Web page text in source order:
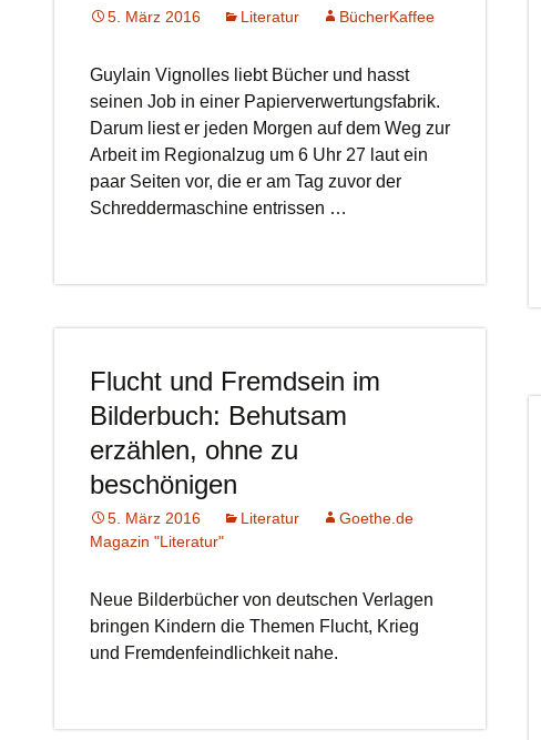
5. März 2016 Literatur BücherKaffee
Guylain Vignolles liebt Bücher und hasst
seinen Job in einer Papierverwertungsfabrik.
Darum liest er jeden Morgen auf dem Weg zur
Arbeit im Regionalzug um 6 Uhr 27 laut ein
paar Seiten vor, die er am Tag zuvor der
Schreddermaschine entrissen …
Flucht und Fremdsein im
Bilderbuch: Behutsam
erzählen, ohne zu
beschönigen
5. März 2016 Literatur
Goethe.de
Magazin "Literatur"
Neue Bilderbücher von deutschen Verlagen
bringen Kindern die Themen Flucht, Krieg
und Fremdenfeindlichkeit nahe.